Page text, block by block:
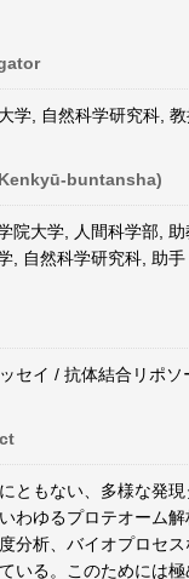
学, 自然科学研究科,
buntansha)
院大学, 人間科学部,
, 自然科学研究科, 助
セイ / 抗体結合リポ
ともない、多様な発
わゆるプロテオーム解
分析、バイオプロセ
いる。このためには